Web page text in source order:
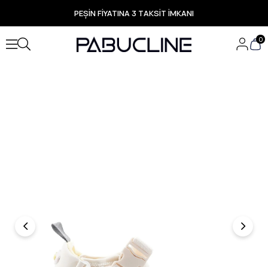
PEŞİN FİYATINA 3 TAKSİT İMKANI
TÜM ÜRÜNLERDE ÜCRETSİZ KARGO
Yeni Sezon Ürünlerde Özel Fırsatlar
Seçili Ürünlerde Hızlı Teslimat
0